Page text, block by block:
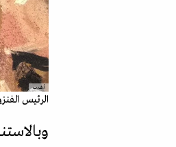
أ.ف.ب
الرئيس